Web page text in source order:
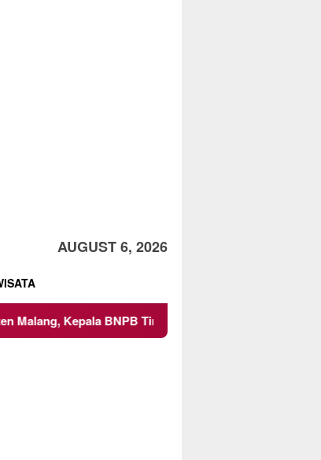
AUGUST 6, 2026
Kepala BNPB Tinjau Langsung Lokasi